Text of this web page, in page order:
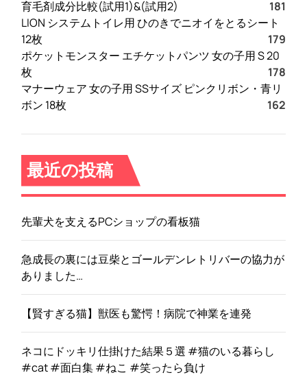
育毛剤成分比較(試用1)&(試用2)
181
LION システムトイレ用 ひのきでニオイをとるシート
12枚
179
ポケットモンスター エチケットパンツ 女の子用 S 20
枚
178
マナーウェア 女の子用 SSサイズ ピンクリボン・青リ
ボン 18枚
162
最近の投稿
先輩犬を支えるPCショップの看板猫
急成長の裏には豆柴とゴールデンレトリバーの協力が
ありました…
【賢すぎる猫】獣医も驚愕！病院で神業を連発
ネコにドッキリ仕掛けた結果５選 #猫のいる暮らし
#cat #面白集 #ねこ #笑ったら負け